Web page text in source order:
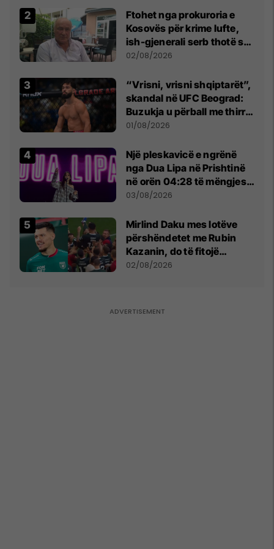
Ftohet nga prokuroria e
Kosovës për krime lufte,
ish-gjenerali serb thotë se
dikush e tradhtoi në
02/08/2026
“Vrisni, vrisni shqiptarët”,
skandal në UFC Beograd:
Buzukja u përball me thirrje
anti-shqiptare nga
01/08/2026
Një pleskavicë e ngrënë
nga Dua Lipa në Prishtinë
në orën 04:28 të mëngjesit
- dhe bota digjitale serbe
03/08/2026
Mirlind Daku mes lotëve
përshëndetet me Rubin
Kazanin, do të fitojë
miliona te Spartak Moska
02/08/2026